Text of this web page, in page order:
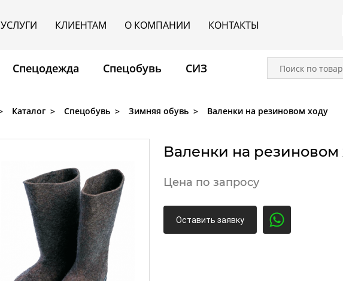
УСЛУГИ КЛИЕНТАМ О КОМПАНИИ КОНТАКТЫ
Спецодежда Спецобувь CИЗ
Каталог Спецобувь Зимняя обувь Валенки на резиновом ходу
Валенки на резиновом
Цена по запросу
Оставить заявку